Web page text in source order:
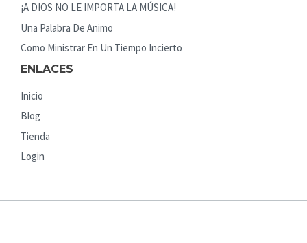
¡A DIOS NO LE IMPORTA LA MÚSICA!
Una Palabra De Animo
Como Ministrar En Un Tiempo Incierto
ENLACES
Inicio
Blog
Tienda
Login